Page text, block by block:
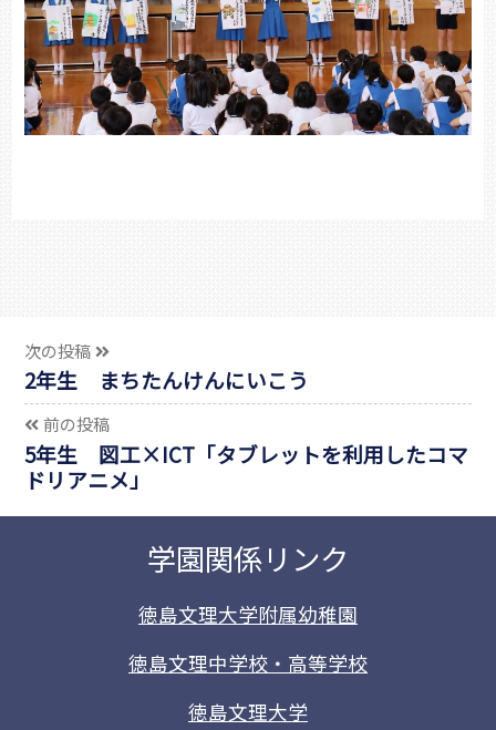
次の投稿
2年生 まちたんけんにいこう
前の投稿
5年生 図工×ICT「タブレットを利用したコマ
ドリアニメ」
学園関係リンク
徳島文理大学附属幼稚園
徳島文理中学校・高等学校
徳島文理大学